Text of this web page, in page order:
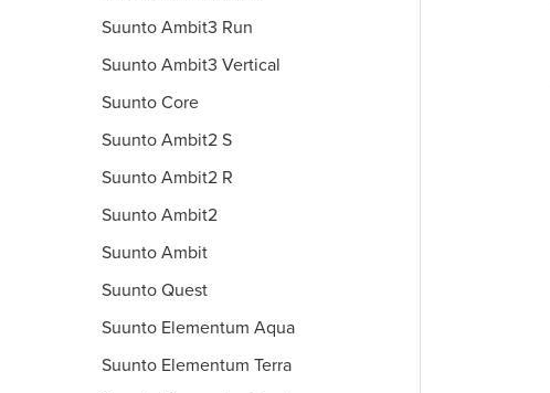
Suunto Ambit3 Run
Suunto Ambit3 Vertical
Suunto Core
Suunto Ambit2 S
Suunto Ambit2 R
Suunto Ambit2
Suunto Ambit
Suunto Quest
Suunto Elementum Aqua
Suunto Elementum Terra